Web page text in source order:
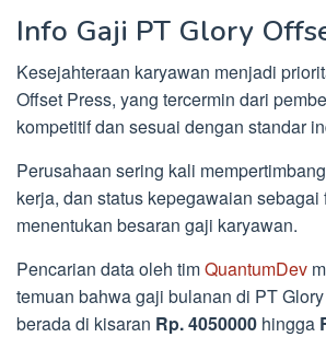
Info Gaji PT Glory
Kesejahteraan karyawan menjadi
Offset Press, yang tercermin dari
kompetitif dan sesuai dengan standar
Perusahaan sering kali
kerja, dan status kepegawaian sebagai
menentukan besaran gaji karyawan.
Pencarian data oleh timQuantumDev
temuan bahwa gaji bulanan di PT
berada di kisaran Rp. 4050000 hingga